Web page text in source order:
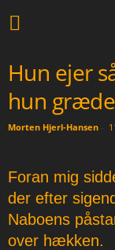
Hun ejer
hun
Morten Hjerl-Hansen -
Foran mig
der efter
Naboens
over hækken.